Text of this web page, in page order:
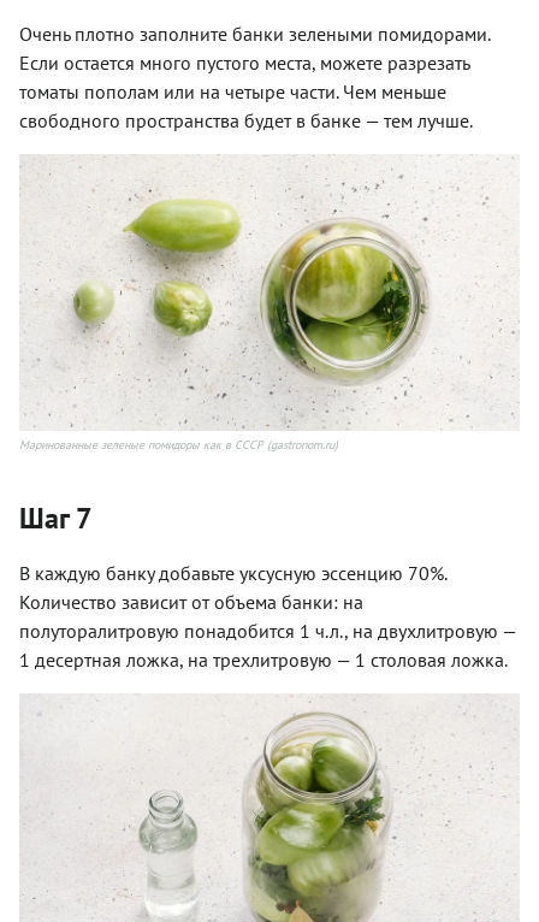
Очень плотно заполните банки зелеными помидорами.
Если остается много пустого места, можете разрезать
томаты пополам или на четыре части. Чем меньше
свободного пространства будет в банке — тем лучше.
Маринованные зеленые помидоры как в СССР (gastronom.ru)
Шаг 7
В каждую банку добавьте уксусную эссенцию 70%.
Количество зависит от объема банки: на
полуторалитровую понадобится 1 ч.л., на двухлитровую —
1 десертная ложка, на трехлитровую — 1 столовая ложка.